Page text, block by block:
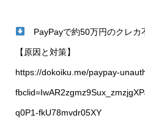
PayPayで約50万円のクレカ
【原因と対策】
https://dokoiku.me/paypay-
q0P1-fkU78mvdr05XY